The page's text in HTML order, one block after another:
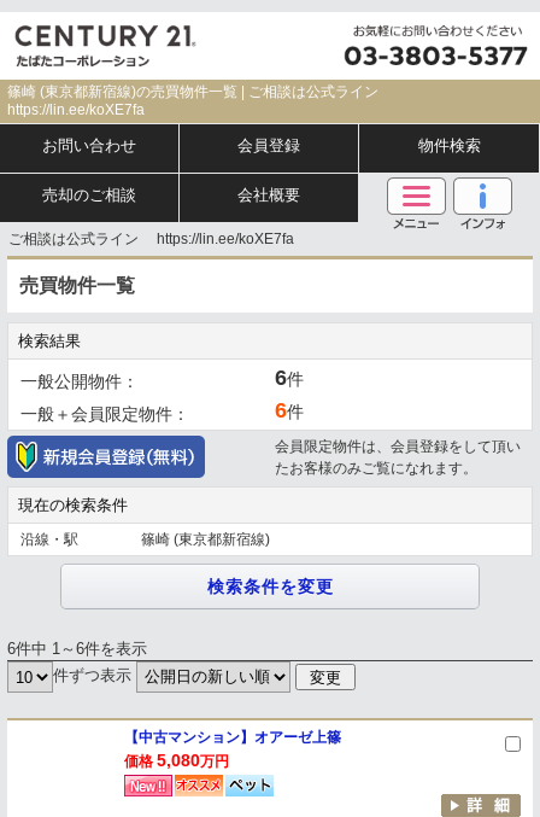
篠崎 (東京都新宿線)の売買物件一覧 | ご相談は公式ライン
https://lin.ee/koXE7fa
お問い合わせ 会員登録 物件検索
売却のご相談 会社概要
ご相談は公式ライン https://lin.ee/koXE7fa
売買物件一覧
検索結果
一般公開物件： 6件
一般＋会員限定物件：
6件
会員限定物件は、会員登録をして頂い
たお客様のみご覧になれます。
現在の検索条件
沿線・駅 篠崎 (東京都新宿線)
6件中 1～6件を表示
件ずつ表示
【中古マンション】オアーゼ上篠
価格 5,080万円